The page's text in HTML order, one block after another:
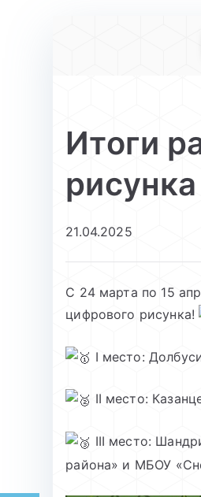
АйТи-
Центр цифрового
Итоги
21.04.2025
С 24 марта по 15
цифрового рисунка!
I место:
II место:
III место:
района» и МБОУ